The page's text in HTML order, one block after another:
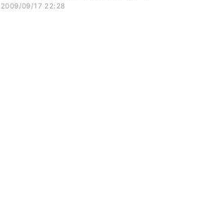
2009/09/17 22:28